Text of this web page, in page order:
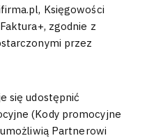
Księgowości
zgodnie z
przez
się udostępnić
(Kody promocyjne
Partnerowi